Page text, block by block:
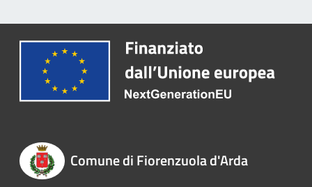
Comune di Fiorenzuola d'Arda